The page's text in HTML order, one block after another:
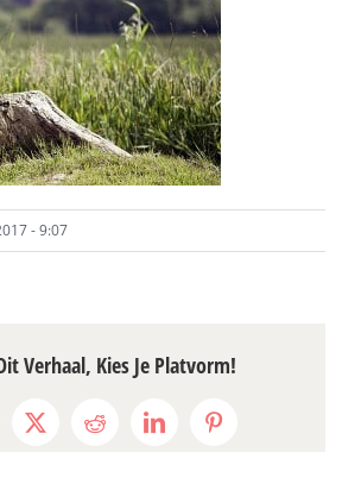
- 9:07
Verhaal, Kies Je Platvorm!
X RedditLinkedInPinterest